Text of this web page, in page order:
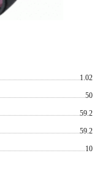
1.02
50
59.2
59.2
10